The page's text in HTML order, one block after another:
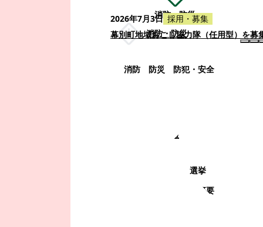
消防・防災
消防・防災
消防 防災 防犯・安全
町政情報
選挙
町の概要
2026年7月3日 採用・募集
幕別町地域おこし協力隊（任用型）を募